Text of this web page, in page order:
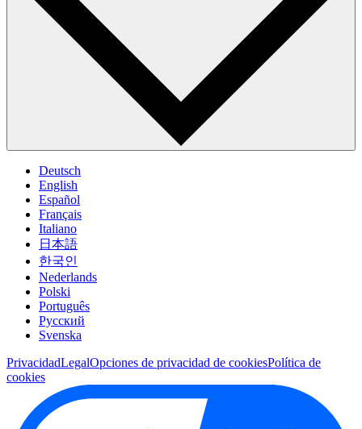
Deutsch
English
Español
Français
Italiano
日本語
한국인
Nederlands
Polski
Português
Pусский
Svenska
PrivacidadLegalOpciones de privacidad de cookiesPolítica de
cookies